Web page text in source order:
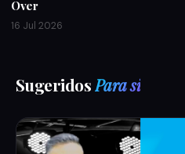
Over
16 Jul 2026
SugeridosPara si